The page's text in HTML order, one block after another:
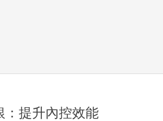
提升內控效能